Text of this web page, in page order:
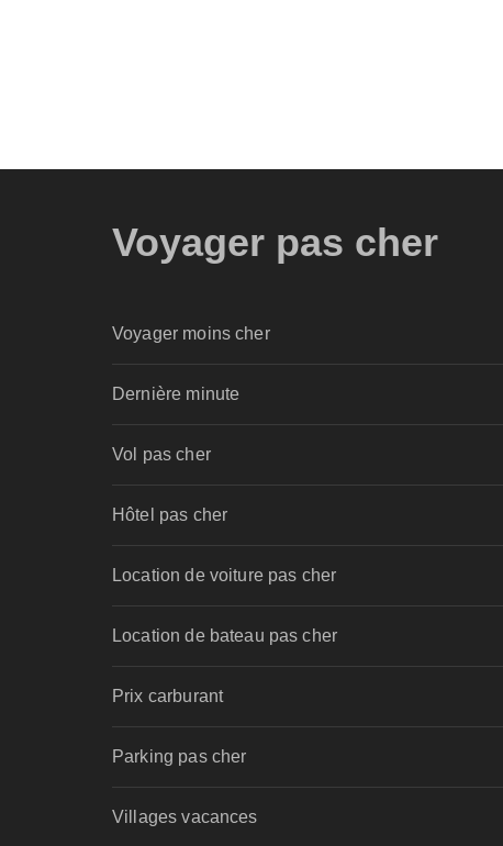
Voyager pas cher
Voyager moins cher
Dernière minute
Vol pas cher
Hôtel pas cher
Location de voiture pas cher
Location de bateau pas cher
Prix carburant
Parking pas cher
Villages vacances